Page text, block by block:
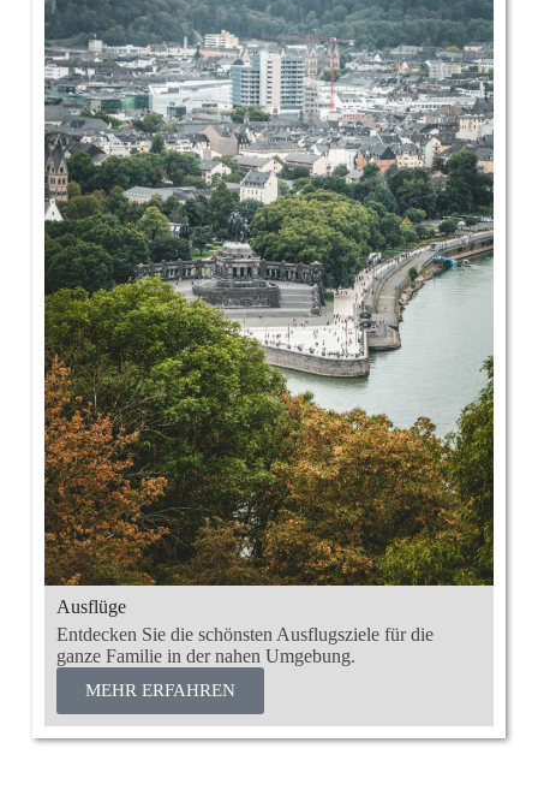
Ausflüge
Entdecken Sie die schönsten Ausflugsziele für die
ganze Familie in der nahen Umgebung.
MEHR ERFAHREN